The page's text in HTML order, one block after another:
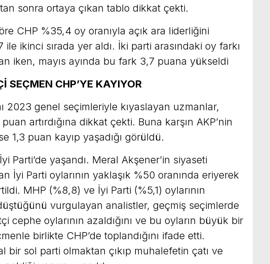
sonra ortaya çıkan tablo dikkat çekti.
CHP %35,4 oy oranıyla açık ara liderliğini
ile ikinci sırada yer aldı. İki parti arasındaki oy farkı
iken, mayıs ayında bu fark 3,7 puana yükseldi
SEÇMEN CHP’YE KAYIYOR
2023 genel seçimleriyle kıyaslayan uzmanlar,
puan artırdığına dikkat çekti. Buna karşın AKP’nin
1,3 puan kayıp yaşadığı görüldü.
Parti’de yaşandı. Meral Akşener’in siyaseti
İyi Parti oylarının yaklaşık %50 oranında eriyerek
MHP (%8,8) ve İyi Parti (%5,1) oylarının
düştüğünü vurgulayan analistler, geçmiş seçimlerde
cephe oylarının azaldığını ve bu oyların büyük bir
birlikte CHP’de toplandığını ifade etti.
bir sol parti olmaktan çıkıp muhalefetin çatı ve